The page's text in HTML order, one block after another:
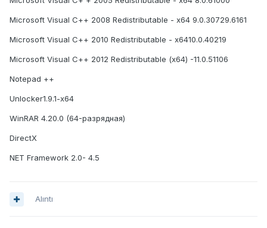
Microsoft Visual С++ 2008 Redistributable - x64 9.0.30729.6161
Microsoft Visual С++ 2010 Redistributable - x6410.0.40219
Microsoft Visual С++ 2012 Redistributable (x64) -11.0.51106
Notepad ++
Unlocker1.9.1-x64
WinRAR 4.20.0 (64-разрядная)
DirectX
NET Framework 2.0- 4.5
Alıntı